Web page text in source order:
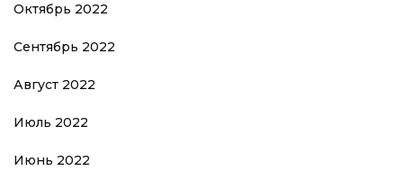
Октябрь 2022
Сентябрь 2022
Август 2022
Июль 2022
Июнь 2022